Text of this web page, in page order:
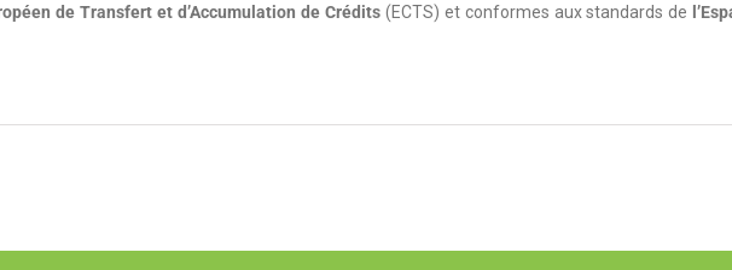
de Transfert et d’Accumulation de Crédits(ECTS) et conformes aux standards de